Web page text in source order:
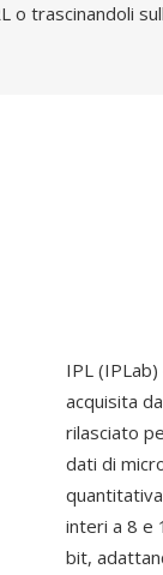
o trascinandoli
IPL
acquisita
rilasciato
dati di
interi a 8 e
bit,